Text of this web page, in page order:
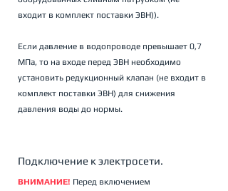
входит в комплект поставки ЭВН)).
Если давление в водопроводе превышает 0,7
МПа, то на входе перед ЭВН необходимо
установить редукционный клапан (не входит в
комплект поставки ЭВН) для снижения
давления воды до нормы.
Подключение к электросети.
ВНИМАНИЕ! Перед включением